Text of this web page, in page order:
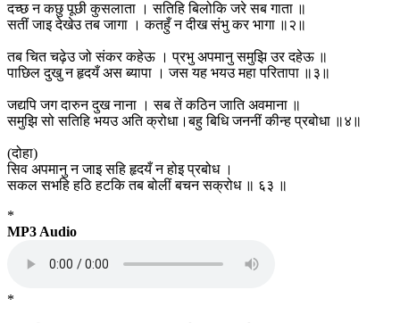
दच्छ न कछु पूछी कुसलाता । सतिहि बिलोकि जरे सब गाता ॥
सतीं जाइ देखेउ तब जागा । कतहुँ न दीख संभु कर भागा ॥२॥
तब चित चढ़ेउ जो संकर कहेऊ । प्रभु अपमानु समुझि उर दहेऊ ॥
पाछिल दुखु न हृदयँ अस ब्यापा । जस यह भयउ महा परितापा ॥३॥
जद्यपि जग दारुन दुख नाना । सब तें कठिन जाति अवमाना ॥
समुझि सो सतिहि भयउ अति क्रोधा।बहु बिधि जननीं कीन्ह प्रबोधा ॥४॥
(दोहा)
सिव अपमानु न जाइ सहि हृदयँ न होइ प्रबोध ।
सकल सभहि हठि हटकि तब बोलीं बचन सक्रोध ॥ ६३ ॥
*
MP3 Audio
*